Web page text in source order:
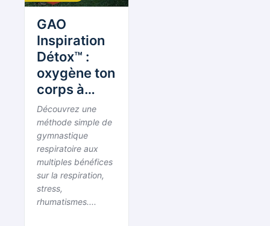
GAO
Inspiration
Détox™ :
oxygène ton
corps à
100%, 5
gestes
simples au
quotidien
10mn par
jour.
Découvrez une
méthode simple de
gymnastique
respiratoire aux
multiples bénéfices
sur la respiration,
stress,
rhumatismes....